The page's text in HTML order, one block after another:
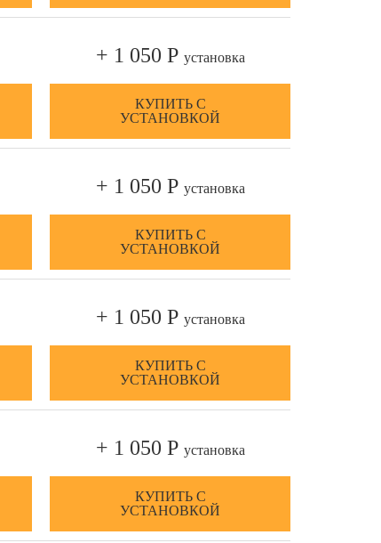
+ 1 050 Р установка
КУПИТЬ С
УСТАНОВКОЙ
+ 1 050 Р установка
КУПИТЬ С
УСТАНОВКОЙ
+ 1 050 Р установка
КУПИТЬ С
УСТАНОВКОЙ
+ 1 050 Р установка
КУПИТЬ С
УСТАНОВКОЙ